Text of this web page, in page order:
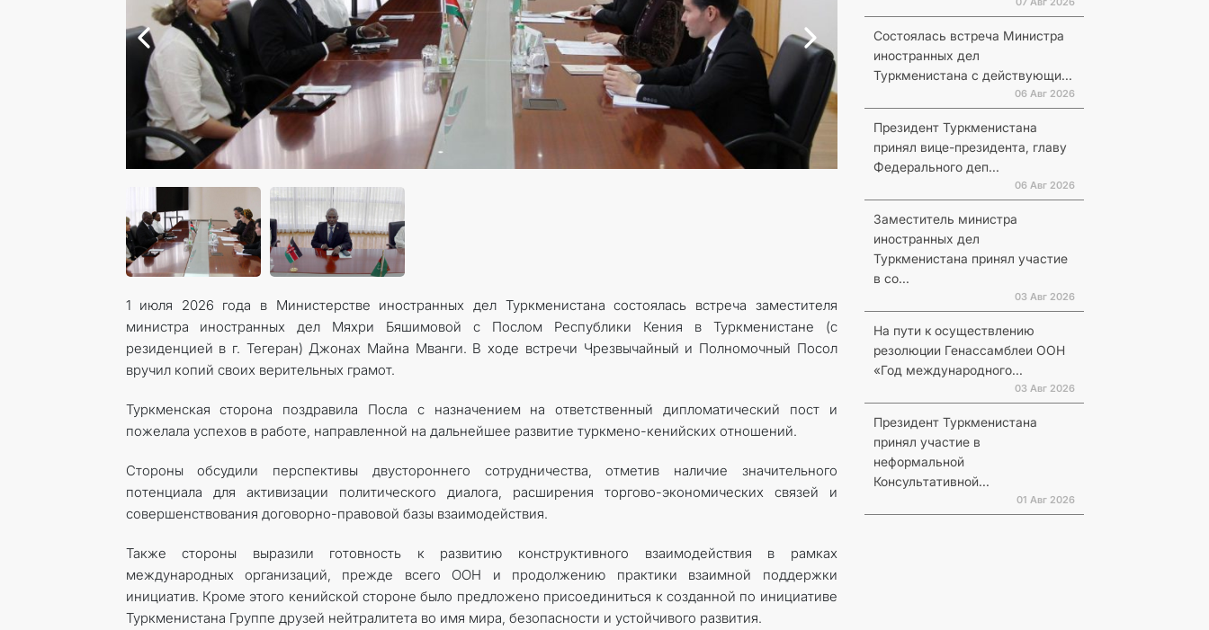
МИД
ЗАПИСЬ НА ПРИЕМ
КОНТАКТНЫЕ ДАННЫЕ
ДОКУМЕНТЫ
1 июля 2026 года в Министерстве иностранных дел Туркменистана состоялась встреча заместителя
министра иностранных дел Мяхри Бяшимовой с Послом Республики Кения в Туркменистане (с
резиденцией в г. Тегеран) Джонах Майна Мванги. В ходе встречи Чрезвычайный и Полномочный Посол
вручил копий своих верительных грамот.
Туркменская сторона поздравила Посла с назначением на ответственный дипломатический пост и
пожелала успехов в работе, направленной на дальнейшее развитие туркмено-кенийских отношений.
Стороны обсудили перспективы двустороннего сотрудничества, отметив наличие значительного
потенциала для активизации политического диалога, расширения торгово-экономических связей и
совершенствования договорно-правовой базы взаимодействия.
Также стороны выразили готовность к развитию конструктивного взаимодействия в рамках
международных организаций, прежде всего ООН и продолжению практики взаимной поддержки
инициатив. Кроме этого кенийской стороне было предложено присоединиться к созданной по инициативе
Туркменистана Группе друзей нейтралитета во имя мира, безопасности и устойчивого развития.
Состоялась встреча Министра
иностранных дел
Туркменистана с действующи...
06 Авг 2026
Президент Туркменистана
принял вице-президента, главу
Федерального деп...
06 Авг 2026
Заместитель министра
иностранных дел
Туркменистана принял участие
в со...
03 Авг 2026
На пути к осуществлению
резолюции Генассамблеи ООН
«Год международного...
03 Авг 2026
Президент Туркменистана
принял участие в
неформальной
Консультативной...
01 Авг 2026